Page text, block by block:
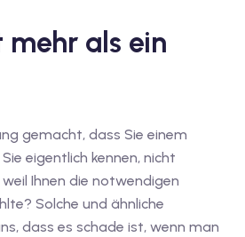
mehr als ein
gemacht, dass Sie einem
eigentlich kennen, nicht
Ihnen die notwendigen
Solche und ähnliche
dass es schade ist, wenn man